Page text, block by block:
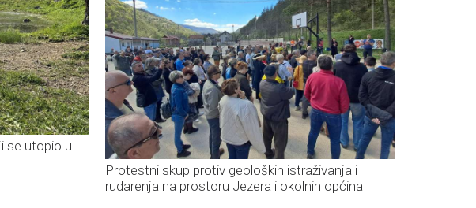
se utopio u
Protestni skup protiv geoloških istraživanja i
rudarenja na prostoru Jezera i okolnih općina